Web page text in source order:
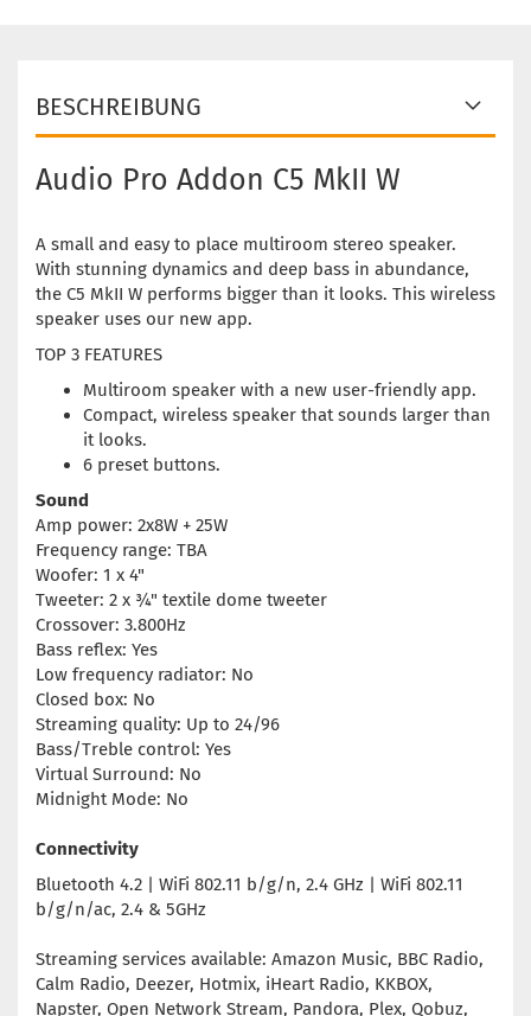
BESCHREIBUNG
Audio Pro Addon C5 MkII W
A small and easy to place multiroom stereo speaker.
With stunning dynamics and deep bass in abundance,
the C5 MkII W performs bigger than it looks. This wireless
speaker uses our new app.
TOP 3 FEATURES
Multiroom speaker with a new user-friendly app.
Compact, wireless speaker that sounds larger than
it looks.
6 preset buttons.
Sound
Amp power: 2x8W + 25W
Frequency range: TBA
Woofer: 1 x 4"
Tweeter: 2 x ¾" textile dome tweeter
Crossover: 3.800Hz
Bass reflex: Yes
Low frequency radiator: No
Closed box: No
Streaming quality: Up to 24/96
Bass/Treble control: Yes
Virtual Surround: No
Midnight Mode: No
Connectivity
Bluetooth 4.2 | WiFi 802.11 b/g/n, 2.4 GHz | WiFi 802.11
b/g/n/ac, 2.4 & 5GHz
Streaming services available: Amazon Music, BBC Radio,
Calm Radio, Deezer, Hotmix, iHeart Radio, KKBOX,
Napster, Open Network Stream, Pandora, Plex, Qobuz,